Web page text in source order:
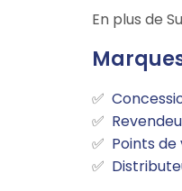
En plus de
Points de